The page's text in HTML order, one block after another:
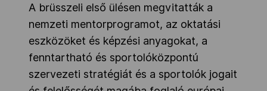
A brüsszeli első ülésen megvitatták a
nemzeti mentorprogramot, az oktatási
eszközöket és képzési anyagokat, a
fenntartható és sportolóközpontú
szervezeti stratégiát és a sportolók jogait